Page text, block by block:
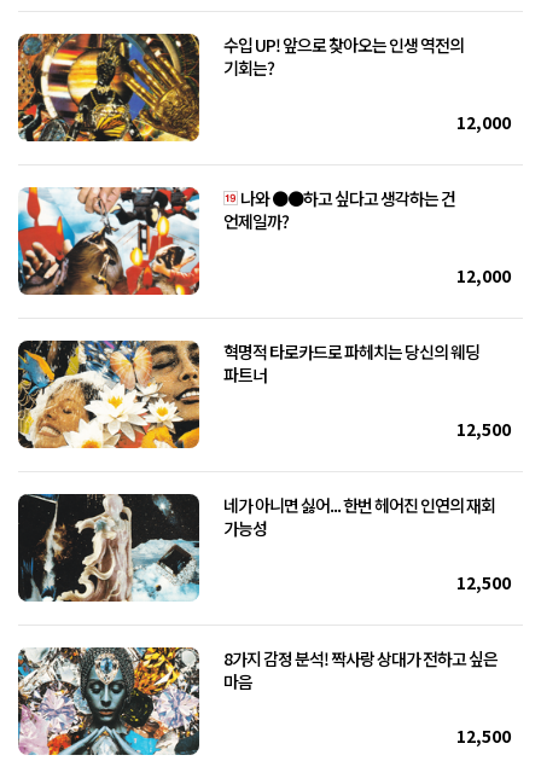
수입 UP! 앞으로 찾아오는 인생 역전의
기회는?
12,000
나와 ●●하고 싶다고 생각하는 건
언제일까?
12,000
혁명적 타로카드로 파헤치는 당신의 웨딩
파트너
12,500
네가 아니면 싫어... 한번 헤어진 인연의 재회
가능성
12,500
8가지 감정 분석! 짝사랑 상대가 전하고 싶은
마음
12,500